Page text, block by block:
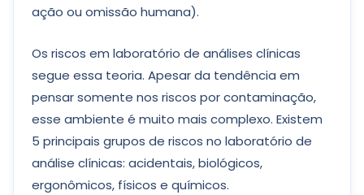
ação ou omissão humana).
Os riscos em laboratório de análises clínicas
segue essa teoria. Apesar da tendência em
pensar somente nos riscos por contaminação,
esse ambiente é muito mais complexo. Existem
5 principais grupos de riscos no laboratório de
análise clínicas: acidentais, biológicos,
ergonômicos, físicos e químicos.